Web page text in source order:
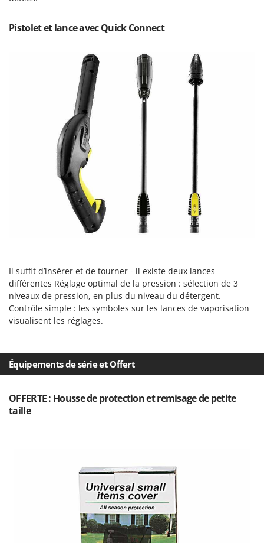
River Systems
Robomow
Rossofuoco
Rover Pompe
Royal Food
Schnitzer
Seven Italy
Shark
Silky
Sirman
Skil
Smeg
Spring Protezione
Pistolet et lance avec Quick Connect
Il suffit d’insérer et de tourner - il existe deux lances
différentes Réglage optimal de la pression : sélection de 3
niveaux de pression, en plus du niveau du détergent.
Contrôle simple : les symboles sur les lances de vaporisation
visualisent les réglages.
Équipements de série et Offert
OFFERTE : Housse de protection et remisage de petite
taille